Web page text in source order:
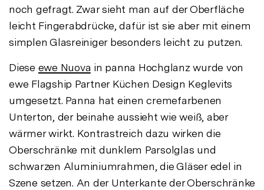
noch gefragt. Zwar sieht man auf der Oberfläche
leicht Fingerabdrücke, dafür ist sie aber mit einem
simplen Glasreiniger besonders leicht zu putzen.
Diese ewe Nuova in panna Hochglanz wurde von
ewe Flagship Partner Küchen Design Keglevits
umgesetzt. Panna hat einen cremefarbenen
Unterton, der beinahe aussieht wie weiß, aber
wärmer wirkt. Kontrastreich dazu wirken die
Oberschränke mit dunklem Parsolglas und
schwarzen Aluminiumrahmen, die Gläser edel in
Szene setzen. An der Unterkante der Oberschränke